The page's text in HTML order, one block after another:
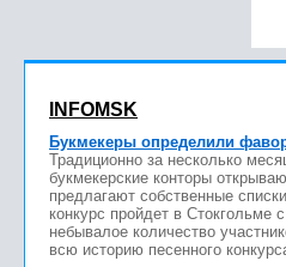
INFOMSK
Букмекеры определили
Традиционно за несколько
букмекерские конторы
предлагают собственные
конкурс пройдет в Стокгольме
небывалое количество
всю историю песенного